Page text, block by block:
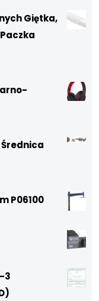
Giętka,
P06100
3